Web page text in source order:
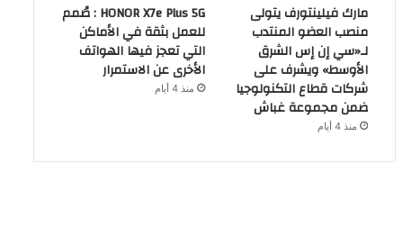
مارك فيلينتورف يتولى
منصب العضو المنتدب
لـ«سي إن إس الشرق
الأوسط» ويشرف على
شركات قطاع التكنولوجيا
ضمن مجموعة غباش
منذ 4 أيام
HONOR X7e Plus 5G : صُمم
للعمل بثقة في الأماكن
التي تعجز فيها الهواتف
الأخرى عن الاستمرار
منذ 4 أيام